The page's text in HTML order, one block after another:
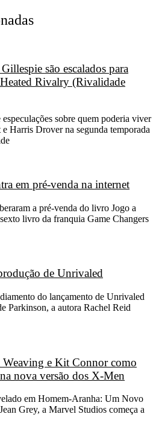
são escalados para
Rivalry (Rivalidade
sobre quem poderia viver
Harris Drover na segunda temporada
em pré-venda na internet
a pré-venda do livro Jogo a
livro da franquia Game Changers
de Unrivaled
do lançamento de Unrivaled
Parkinson, a autora Rachel Reid
Weaving e Kit Connor como
nova versão dos X-Men
em Homem-Aranha: Um Novo
Grey, a Marvel Studios começa a